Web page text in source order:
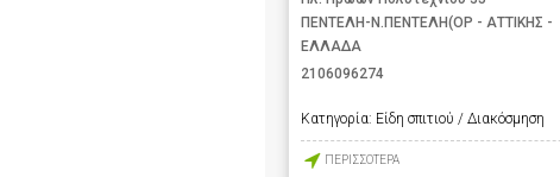
ΠΕΝΤΕΛΗ-Ν.ΠΕΝΤΕΛΗ(ΟΡ - ΑΤΤΙΚΗΣ -
ΕΛΛΑΔΑ
2106096274
Κατηγορία: Είδη σπιτιού / Διακόσμηση
ΠΕΡΙΣΣΟΤΕΡΑ